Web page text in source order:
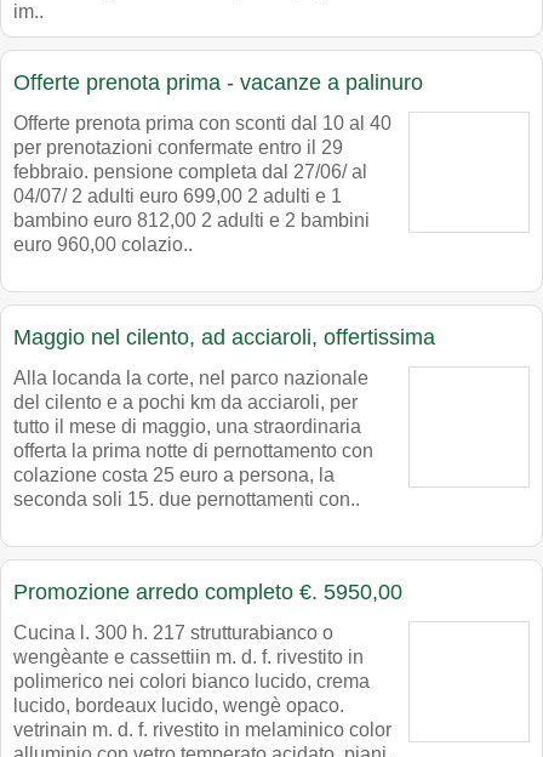
im..
Offerte prenota prima - vacanze a palinuro
Offerte prenota prima con sconti dal 10 al 40
per prenotazioni confermate entro il 29
febbraio. pensione completa dal 27/06/ al
04/07/ 2 adulti euro 699,00 2 adulti e 1
bambino euro 812,00 2 adulti e 2 bambini
euro 960,00 colazio..
Maggio nel cilento, ad acciaroli, offertissima
Alla locanda la corte, nel parco nazionale
del cilento e a pochi km da acciaroli, per
tutto il mese di maggio, una straordinaria
offerta la prima notte di pernottamento con
colazione costa 25 euro a persona, la
seconda soli 15. due pernottamenti con..
Promozione arredo completo €. 5950,00
Cucina l. 300 h. 217 strutturabianco o
wengèante e cassettiin m. d. f. rivestito in
polimerico nei colori bianco lucido, crema
lucido, bordeaux lucido, wengè opaco.
vetrinain m. d. f. rivestito in melaminico color